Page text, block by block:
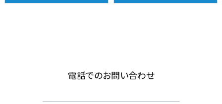
電話でのお問い合わせ